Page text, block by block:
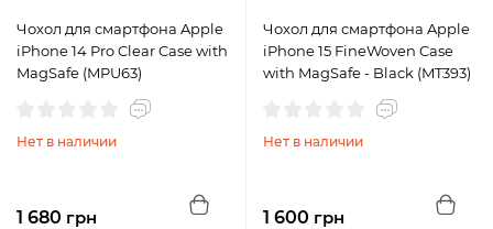
Чохол для смартфона Apple
iPhone 14 Pro Clear Case with
MagSafe (MPU63)
Нет в наличии
1 680 грн
Чохол для смартфона Apple
iPhone 15 FineWoven Case
with MagSafe - Black (MT393)
Нет в наличии
1 600 грн